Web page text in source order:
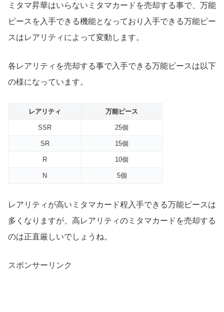
ミタマ昇華はいらないミタマカードを売却する事で、万能
ピースを入手できる機能となっており入手できる万能ピー
スはレアリティによって変動します。
各レアリティを売却する事で入手できる万能ピースは以下
の様になっています。
レアリティ 万能ピース
SSR 25個
SR 15個
R 10個
N 5個
レアリティが高いミタマカード程入手できる万能ピースは
多くなりますが、高レアリティのミタマカードを売却する
のは正直厳しいでしょうね。
スポンサーリンク